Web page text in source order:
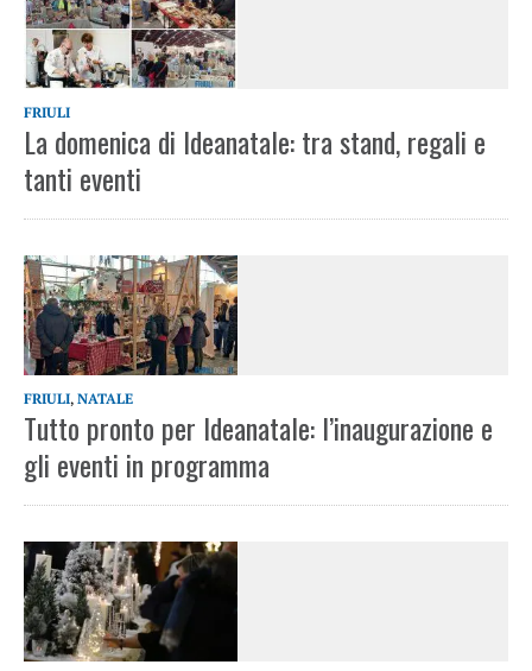
FRIULI
La domenica di Ideanatale: tra stand, regali e
tanti eventi
FRIULI, NATALE
Tutto pronto per Ideanatale: l’inaugurazione e
gli eventi in programma